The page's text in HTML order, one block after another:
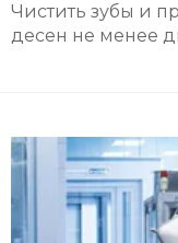
Чистить зубы и
десен не менее